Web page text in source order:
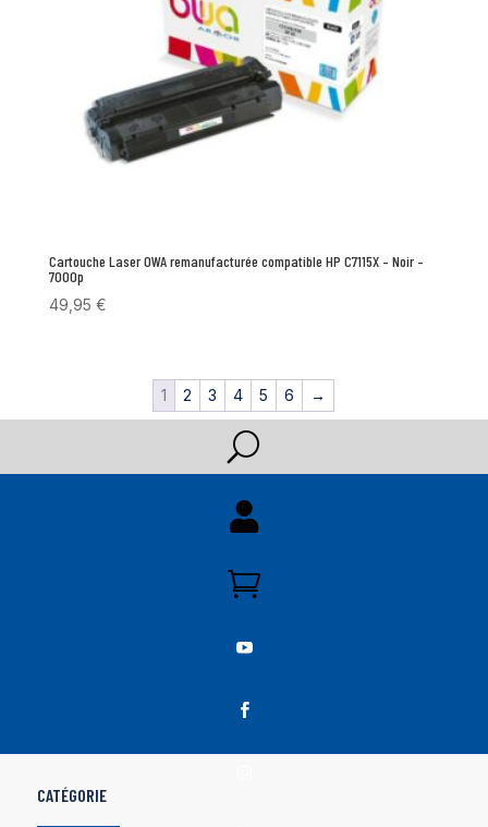
Cartouche Laser OWA remanufacturée compatible HP C7115X – Noir –
7000p
49,95 €
1 2 3 4 5 6 →
U




CATÉGORIE